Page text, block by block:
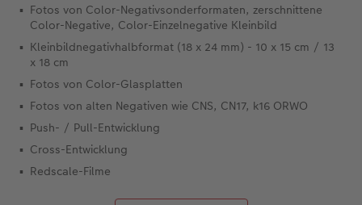
Fotos von Color-Negativsonderformaten, zerschnittene
Color-Negative, Color-Einzelnegative Kleinbild
Kleinbildnegativhalbformat (18 x 24 mm) - 10 x 15 cm / 13
x 18 cm
Fotos von Color-Glasplatten
Fotos von alten Negativen wie CNS, CN17, k16 ORWO
Push- / Pull-Entwicklung
Cross-Entwicklung
Redscale-Filme